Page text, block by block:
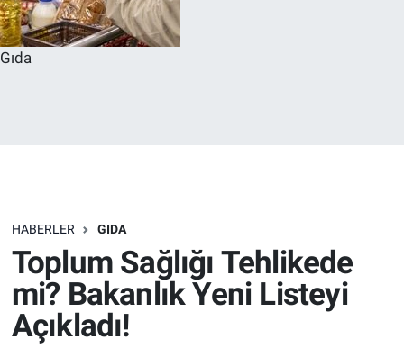
Gıda
HABERLER GIDA
Toplum Sağlığı Tehlikede
mi? Bakanlık Yeni Listeyi
Açıkladı!